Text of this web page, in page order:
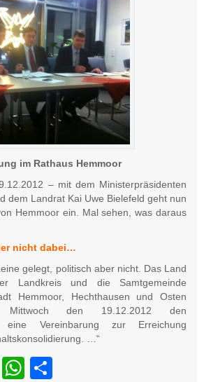
im Rathaus Hemmoor
– mit dem Ministerpräsidenten
dem Landrat Kai Uwe Bielefeld geht nun
Hemmoor ein. Mal sehen, was daraus
nicht dabei…
gelegt, politisch aber nicht. Das Land
Landkreis und die Samtgemeinde
Hemmoor, Hechthausen und Osten
Mittwoch den 19.12.2012 den
eine Vereinbarung zur Erreichung
…“
EmailWhatsApp